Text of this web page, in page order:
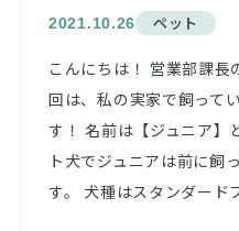
2021.10.26 ペット
こんにちは！ 営業部課
回は、私の実家で飼って
す！ 名前は【ジュニア】
ト犬でジュニアは前に飼
す。 犬種はスタンダー